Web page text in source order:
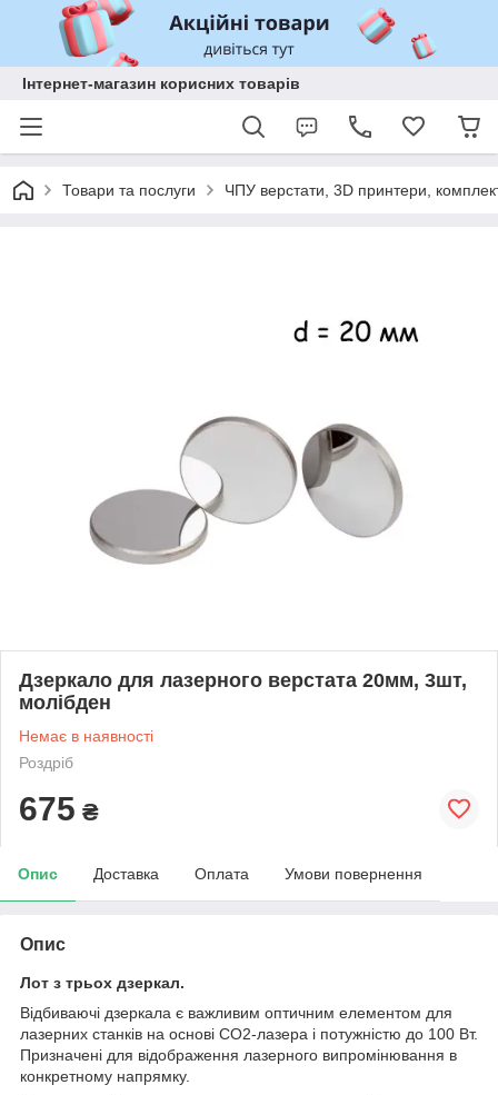
Інтернет-магазин корисних товарів
Товари та послуги ЧПУ верстати, 3D принтери,
Дзеркало для лазерного верстата 20мм, 3шт,
молібден
Немає в наявності
Роздріб
675 ₴
Опис Доставка Оплата Умови повернення
Опис
Лот з трьох дзеркал.
Відбиваючі дзеркала є важливим оптичним елементом для
лазерних станків на основі CO2-лазера і потужністю до 100 Вт.
Призначені для відображення лазерного випромінювання в
конкретному напрямку.